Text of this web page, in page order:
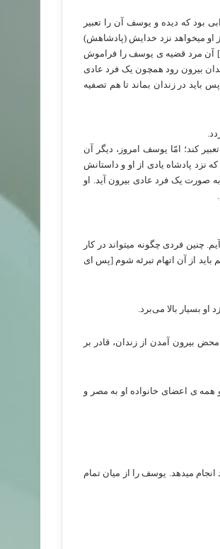
بود که دیده و یوسف آن را تعبیر
او می­خواهد نزد خدایش (پادشاهش)
آن مرد قضیه ی یوسف را فراموش
بیرون رود همچون یک فرد عادی
در زندان بماند تا هم تصفیه
کند؛ امّا یوسف امروز، دیگر آن
پادشاه یادی از او و داستانش
صورت یک فرد عادی بیرون آید. او
چنین فردی چگونه می­تواند در کار
از آن اتهام تبرئه شوم [پس ای
بسیار بالا می­‌برد.
بیرون آمدن از زندان، قادر بر
ی اعضای خانواده او به مصر و
می­دهد. یوسف را از میان تمام